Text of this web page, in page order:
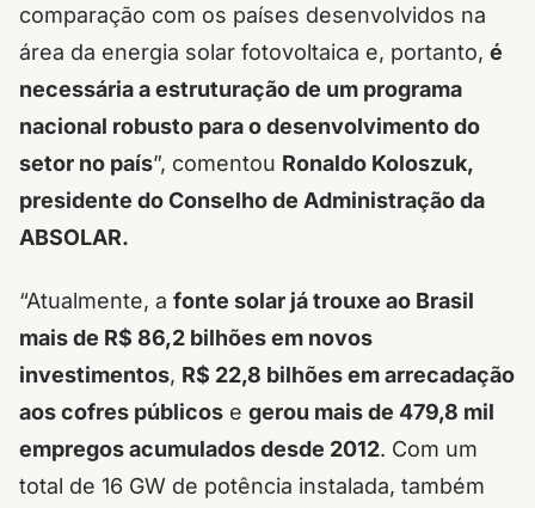
comparação com os países desenvolvidos na
área da energia solar fotovoltaica e, portanto, é
necessária a estruturação de um programa
nacional robusto para o desenvolvimento do
setor no país”, comentou Ronaldo Koloszuk,
presidente do Conselho de Administração da
ABSOLAR.
“Atualmente, a fonte solar já trouxe ao Brasil
mais de R$ 86,2 bilhões em novos
investimentos, R$ 22,8 bilhões em arrecadação
aos cofres públicos e gerou mais de 479,8 mil
empregos acumulados desde 2012. Com um
total de 16 GW de potência instalada, também